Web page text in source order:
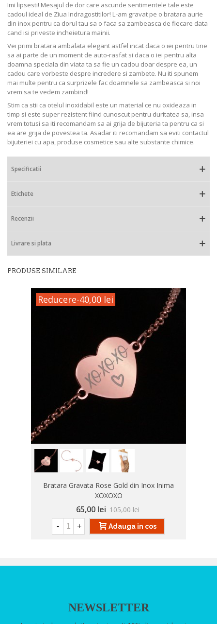
Imi lipsesti! Mesajul de dor care ascunde sentimentele tale este
cadoul ideal de Ziua Indragostitilor! L-am gravat pe o bratara aurie
din inox pentru ca dorul tau sa o faca sa zambeasca de fiecare data
cand isi priveste incheietura mainii.
Vei primi bratara ambalata elegant astfel incat daca o iei pentru tine
sa ai parte de un moment de auto-rasfat si daca o iei pentru alta
doamna speciala din viata ta sa fie un cadou doar despre ea, un
cadou care vorbeste despre incredere si zambete. Nu iti spunem
mai multe pentru ca surprizele fac doamnele sa zambeasca si noi
vrem sa te vedem zambind!
Stim ca stii ca otelul inoxidabil este un material ce nu oxideaza in
timp si este super rezistent fiind cunoscut pentru duritatea sa, insa
vrem totusi sa iti recomandam sa ai grija de bijuteria ta pentru ca si
ea are grija de povestea ta. Asadar iti recomandam sa eviti contactul
bijuteriei cu apa, produse cosmetice sau alte substante chimice.
Specificatii
Etichete
Recenzii
Livrare si plata
PRODUSE SIMILARE
Reducere-40,00 lei
Bratara Gravata Rose Gold din Inox Inima
XOXOXO
65,00 lei 105,00 lei
- + Adauga in cos
NEWSLETTER